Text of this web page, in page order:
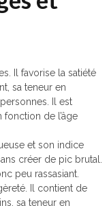
Il favorise la satiété
sa teneur en
Il est
de l’âge
et son indice
créer de pic brutal.
peu rassasiant.
Il contient de
sa teneur en